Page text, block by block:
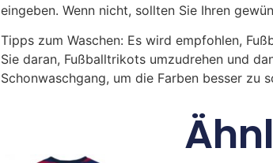
eingeben. Wenn nicht, sollten Sie Ihren
Tipps zum Waschen: Es wird empfohlen,
Sie daran, Fußballtrikots umzudrehen und
Schonwaschgang, um die Farben besser zu